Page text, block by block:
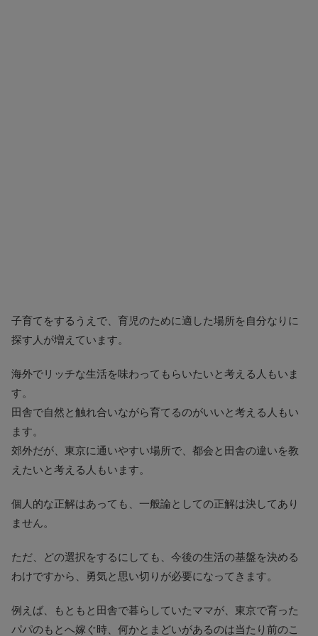
子育てをするうえで、育児のために適した場所を自分なりに
探す人が増えています。
海外でリッチな生活を味わってもらいたいと考える人もいま
す。
田舎で自然と触れ合いながら育てるのがいいと考える人もい
ます。
郊外だが、東京に通いやすい場所で、都会と田舎の違いを教
えたいと考える人もいます。
個人的な正解はあっても、一般論としての正解は決してあり
ません。
ただ、どの選択をするにしても、今後の生活の基盤を決める
わけですから、勇気と思い切りが必要になってきます。
例えば、もともと田舎で暮らしていたママが、東京で育った
パパのもとへ嫁ぐ時、何かとまどいがあるのは当たり前のこ